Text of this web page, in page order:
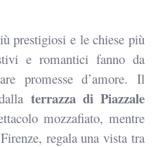
prestigiosi e le chiese più
e romantici fanno da
promesse d’amore. Il
terrazza di Piazzale
mozzafiato, mentre
regala una vista tra